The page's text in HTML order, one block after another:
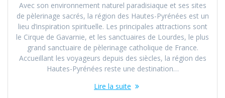
Avec son environnement naturel paradisiaque et ses sites
de pèlerinage sacrés, la région des Hautes-Pyrénées est un
lieu d’inspiration spirituelle. Les principales attractions sont
le Cirque de Gavarnie, et les sanctuaires de Lourdes, le plus
grand sanctuaire de pèlerinage catholique de France.
Accueillant les voyageurs depuis des siècles, la région des
Hautes-Pyrénées reste une destination…
Lire la suite